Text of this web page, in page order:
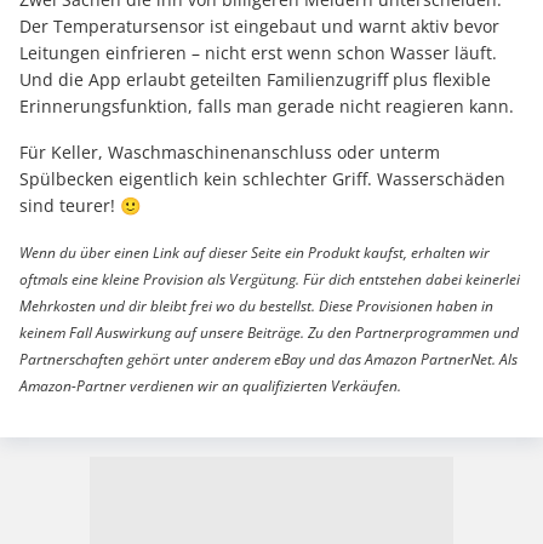
Der Temperatursensor ist eingebaut und warnt aktiv bevor
Leitungen einfrieren – nicht erst wenn schon Wasser läuft.
Und die App erlaubt geteilten Familienzugriff plus flexible
Erinnerungsfunktion, falls man gerade nicht reagieren kann.
Für Keller, Waschmaschinenanschluss oder unterm
Spülbecken eigentlich kein schlechter Griff. Wasserschäden
sind teurer! 🙂
Wenn du über einen Link auf dieser Seite ein Produkt kaufst, erhalten wir
oftmals eine kleine Provision als Vergütung. Für dich entstehen dabei keinerlei
Mehrkosten und dir bleibt frei wo du bestellst. Diese Provisionen haben in
keinem Fall Auswirkung auf unsere Beiträge. Zu den Partnerprogrammen und
Partnerschaften gehört unter anderem eBay und das Amazon PartnerNet. Als
Amazon-Partner verdienen wir an qualifizierten Verkäufen.